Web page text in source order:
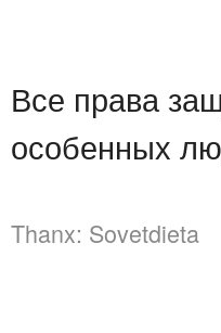
Все права
особенных
Thanx: Sovetdieta